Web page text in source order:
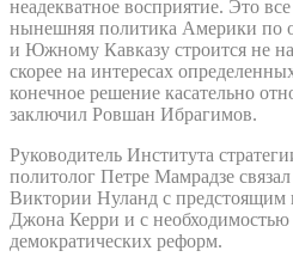
неадекватное восприятие. Это
нынешняя политика Америки по
и Южному Кавказу строится не
скорее на интересах
конечное решение касательно
заключил Ровшан Ибрагимов.
Руководитель Института
политолог Петре Мамрадзе
Виктории Нуланд с предстоящим
Джона Керри и с необходимостью
демократических реформ.